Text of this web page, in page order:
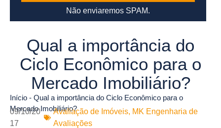
Não enviaremos SPAM.
Qual a importância do
Ciclo Econômico para o
Mercado Imobiliário?
Início - Qual a importância do Ciclo Econômico para o
Mercado Imobiliário?
09/10/20
17
Avaliação de Imóveis, MK Engenharia de
Avaliações